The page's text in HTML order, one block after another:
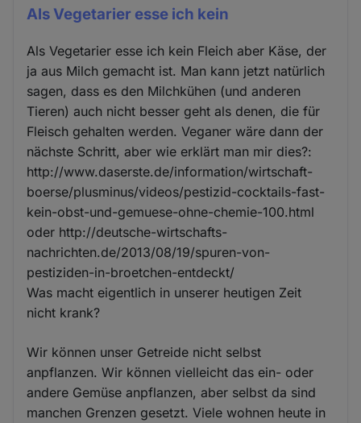
Als Vegetarier esse ich kein
Als Vegetarier esse ich kein Fleich aber Käse, der
ja aus Milch gemacht ist. Man kann jetzt natürlich
sagen, dass es den Milchkühen (und anderen
Tieren) auch nicht besser geht als denen, die für
Fleisch gehalten werden. Veganer wäre dann der
nächste Schritt, aber wie erklärt man mir dies?:
http://www.daserste.de/information/wirtschaft-
boerse/plusminus/videos/pestizid-cocktails-fast-
kein-obst-und-gemuese-ohne-chemie-100.html
oder http://deutsche-wirtschafts-
nachrichten.de/2013/08/19/spuren-von-
pestiziden-in-broetchen-entdeckt/
Was macht eigentlich in unserer heutigen Zeit
nicht krank?
Wir können unser Getreide nicht selbst
anpflanzen. Wir können vielleicht das ein- oder
andere Gemüse anpflanzen, aber selbst da sind
manchen Grenzen gesetzt. Viele wohnen heute in